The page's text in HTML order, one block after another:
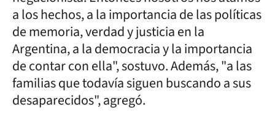
a los hechos, a la importancia de las políticas
de memoria, verdad y justicia en la
Argentina, a la democracia y la importancia
de contar con ella", sostuvo. Además, "a las
familias que todavía siguen buscando a sus
desaparecidos", agregó.